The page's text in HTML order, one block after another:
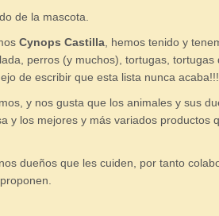
de la mascota.
Cynops Castilla , hemos tenido y
perros (y muchos), tortugas, tortugas
de escribir que esta lista nunca
y nos gusta que los animales y sus
y los mejores y más variados productos
dueños que les cuiden, por tanto